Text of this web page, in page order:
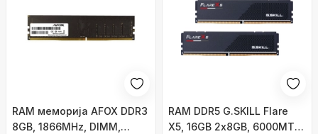
RAM меморија AFOX DDR3
8GB, 1866MHz, DIMM,
RAM DDR5 G.SKILL Flare
X5, 16GB 2x8GB, 6000MT/s